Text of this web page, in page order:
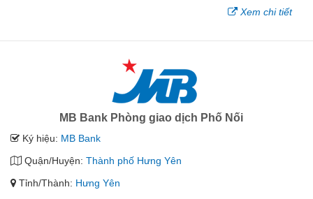
Xem chi tiết
MB Bank Phòng giao dịch Phố Nối
Ký hiệu: MB Bank
Quận/Huyện: Thành phố Hưng Yên
Tỉnh/Thành: Hưng Yên